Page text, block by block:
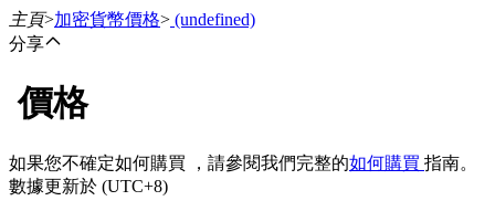
合約
主頁>加密貨幣價格> (undefined)
分享
價格
如果您不確定如何購買 ，請參閱我們完整的如何購買 指南。
數據更新於 (UTC+8)